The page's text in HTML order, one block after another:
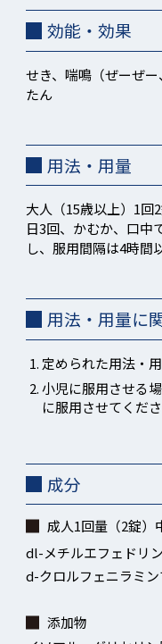
効能・効果
せき、喘鳴（ぜーぜー
たん
用法・用量
大人（15歳以上）1回
日3回、かむか、口中
し、服用間隔は4時間
用法・用量に
定められた用法・
小児に服用させる
に服用させてくだ
成分
成人1回量（2錠）
dl-メチルエフェドリ
d-クロルフェニラミ
添加物